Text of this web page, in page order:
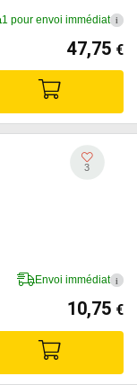
1 pour envoi immédiat i
47,75 €
3
Envoi immédiat i
10,75 €